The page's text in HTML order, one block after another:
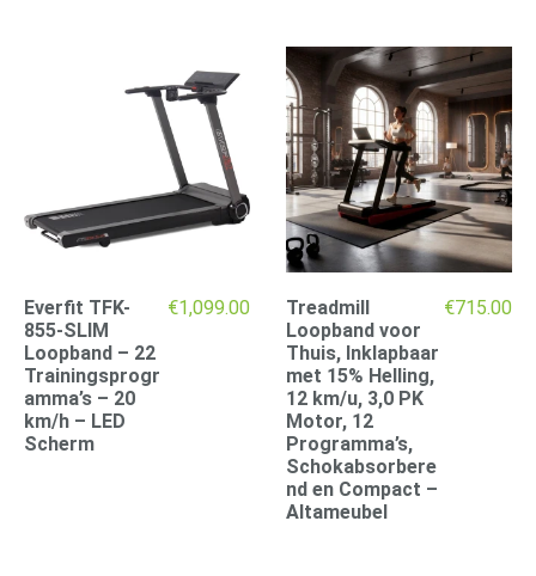
Everfit TFK-
855-SLIM
Loopband – 22
Trainingsprogr
amma’s – 20
km/h – LED
Scherm
€1,099.00
Treadmill
Loopband voor
Thuis, Inklapbaar
met 15% Helling,
12 km/u, 3,0 PK
Motor, 12
Programma’s,
Schokabsorbere
nd en Compact –
Altameubel
€715.00